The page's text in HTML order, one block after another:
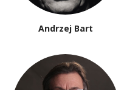
Andrzej Bart